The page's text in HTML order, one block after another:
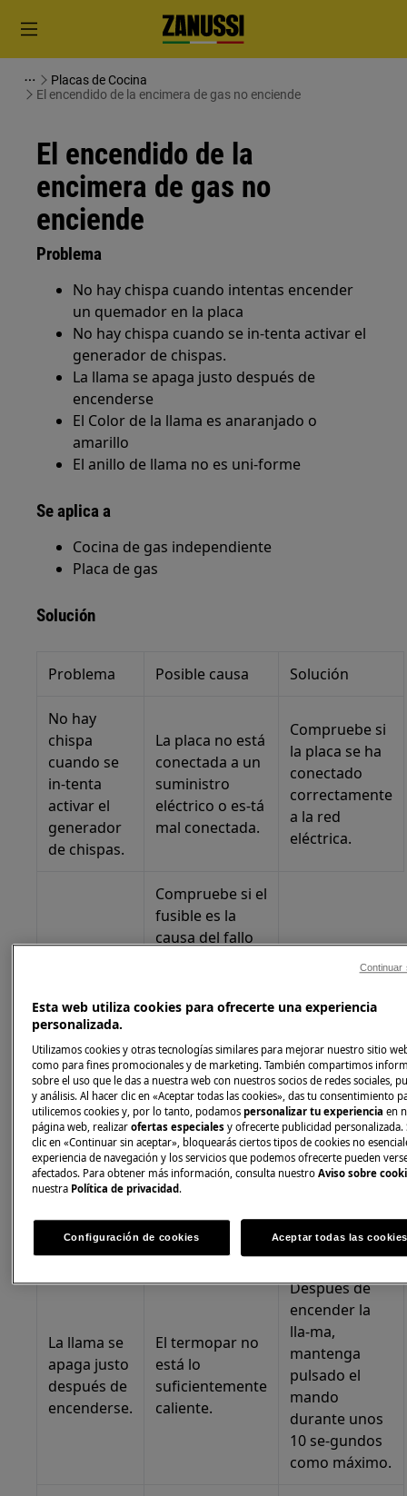
Placas de Cocina
El encendido de la encimera de gas no enciende
El encendido de la
encimera de gas no
enciende
Problema
No hay chispa cuando intentas encender
un quemador en la placa
No hay chispa cuando se in-tenta activar el
generador de chispas.
La llama se apaga justo después de
encenderse
El Color de la llama es anaranjado o
amarillo
El anillo de llama no es uni-forme
Se aplica a
Cocina de gas independiente
Placa de gas
Solución
Problema Posible causa Solución
No hay
chispa
cuando se
in-tenta
activar el
generador
de chispas.
La placa no está
conectada a un
suministro
eléctrico o es-tá
mal conectada.
Compruebe si
la placa se ha
conectado
correctamente
a la red
eléctrica.
el fusible.
Compruebe si el
fusible es la
causa del fallo
fusible se funde
consulte a un
electricista
cualificado.
La tapa y la
corona del
quemador
bien
colocadas.
Coloque
correctamente
la corona y la
dor.
La llama se
apaga justo
después de
encenderse.
El termopar no
está lo
suficientemente
caliente.
Después de
encender la
lla-ma,
mantenga
pulsado el
mando
durante unos
10 se-gundos
como máximo.
Esta web utiliza cookies para ofrecerte una experiencia
personalizada.
Utilizamos cookies y otras tecnologías similares para mejorar nuestro sitio
como para fines promocionales y de marketing. También compartimos
sobre el uso que le das a nuestra web con nuestros socios de redes sociales,
y análisis. Al hacer clic en «Aceptar todas las cookies», das tu consentimiento
utilicemos cookies y, por lo tanto, podamospersonalizar tu experienciaen
página web, realizarofertas especiales y ofrecerte publicidad personalizada.
clic en «Continuar sin aceptar», bloquearás ciertos tipos de cookies no
experiencia de navegación y los servicios que podemos ofrecerte pueden
afectados. Para obtener más información, consulta nuestroAviso sobre
nuestra Política de privacidad.
Configuración de cookies Aceptar todas las cookies
Continuar